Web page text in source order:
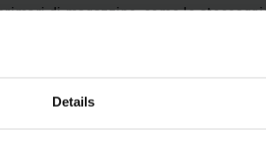
Details
di magazzino, come lo
di automazione.
paper approfondiamo questi tre